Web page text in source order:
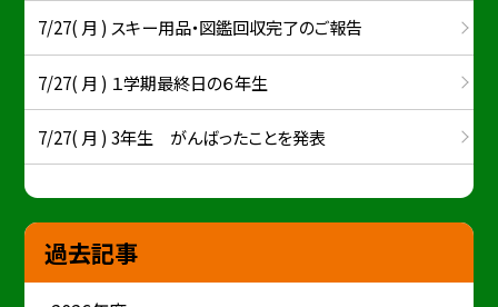
7/27( 月 ) スキー用品・図鑑回収完了のご報告
7/27( 月 ) １学期最終日の６年生
7/27( 月 ) 3年生 がんばったことを発表
過去記事